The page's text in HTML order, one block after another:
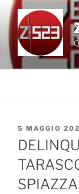
Salta
contenuto
PUBBLICATO
IL
5 MAGGIO